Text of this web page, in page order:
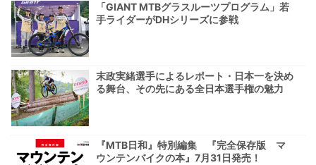
「GIANT MTBグラスルーツプログラム」若
手ライダーがDHシリーズに参戦
末政実緒選手によるレポート・日本一を決め
る舞台、その先にある全日本選手権の魅力
『MTB日和』特別編集 『完全保存版 マ
ウンテンバイクの本』7月31日発売！